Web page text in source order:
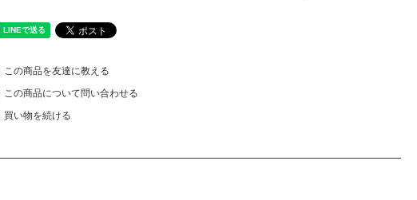
この商品を友達に教える
この商品について問い合わせる
買い物を続ける